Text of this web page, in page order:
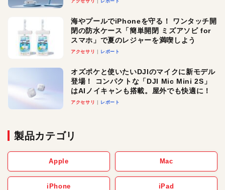
アクセサリ レポート
海やプールでiPhoneを守る！ ワンタッチ開
閉の防水ケース「簡単開閉 ミズアソビ for
スマホ」で夏のレジャーを満喫しよう
アクセサリ レポート
オズポケと使いたいDJIのマイクに新モデル
登場！ コンパクトな「DJI Mic Mini 2S」
はAIノイキャンも搭載。屋外でも快適に！
アクセサリ レポート
製品カテゴリ
Apple Mac
iPhone iPad